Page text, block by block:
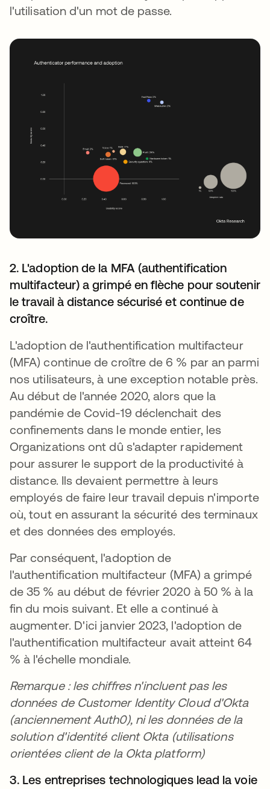
l'utilisation d'un mot de passe.
2. L'adoption de la MFA (authentification
multifacteur) a grimpé en flèche pour soutenir
le travail à distance sécurisé et continue de
croître.
L'adoption de l'authentification multifacteur
(MFA) continue de croître de 6 % par an parmi
nos utilisateurs, à une exception notable près.
Au début de l'année 2020, alors que la
pandémie de Covid-19 déclenchait des
confinements dans le monde entier, les
Organizations ont dû s'adapter rapidement
pour assurer le support de la productivité à
distance. Ils devaient permettre à leurs
employés de faire leur travail depuis n'importe
où, tout en assurant la sécurité des terminaux
et des données des employés.
Par conséquent, l'adoption de
l'authentification multifacteur (MFA) a grimpé
de 35 % au début de février 2020 à 50 % à la
fin du mois suivant. Et elle a continué à
augmenter. D'ici janvier 2023, l'adoption de
l'authentification multifacteur avait atteint 64
% à l'échelle mondiale.
Remarque : les chiffres n'incluent pas les
données de Customer Identity Cloud d'Okta
(anciennement Auth0), ni les données de la
solution d'identité client Okta (utilisations
orientées client de la Okta platform)
3. Les entreprises technologiques lead la voie